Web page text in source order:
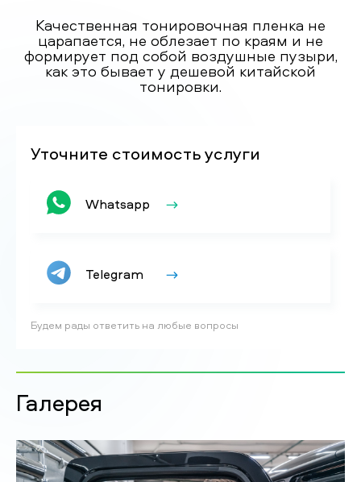
Качественная тонировочная пленка не
царапается, не облезает по краям и не
формирует под собой воздушные пузыри,
как это бывает у дешевой китайской
тонировки.
Уточните стоимость услуги
Whatsapp
Telegram
Будем рады ответить на любые вопросы
Галерея